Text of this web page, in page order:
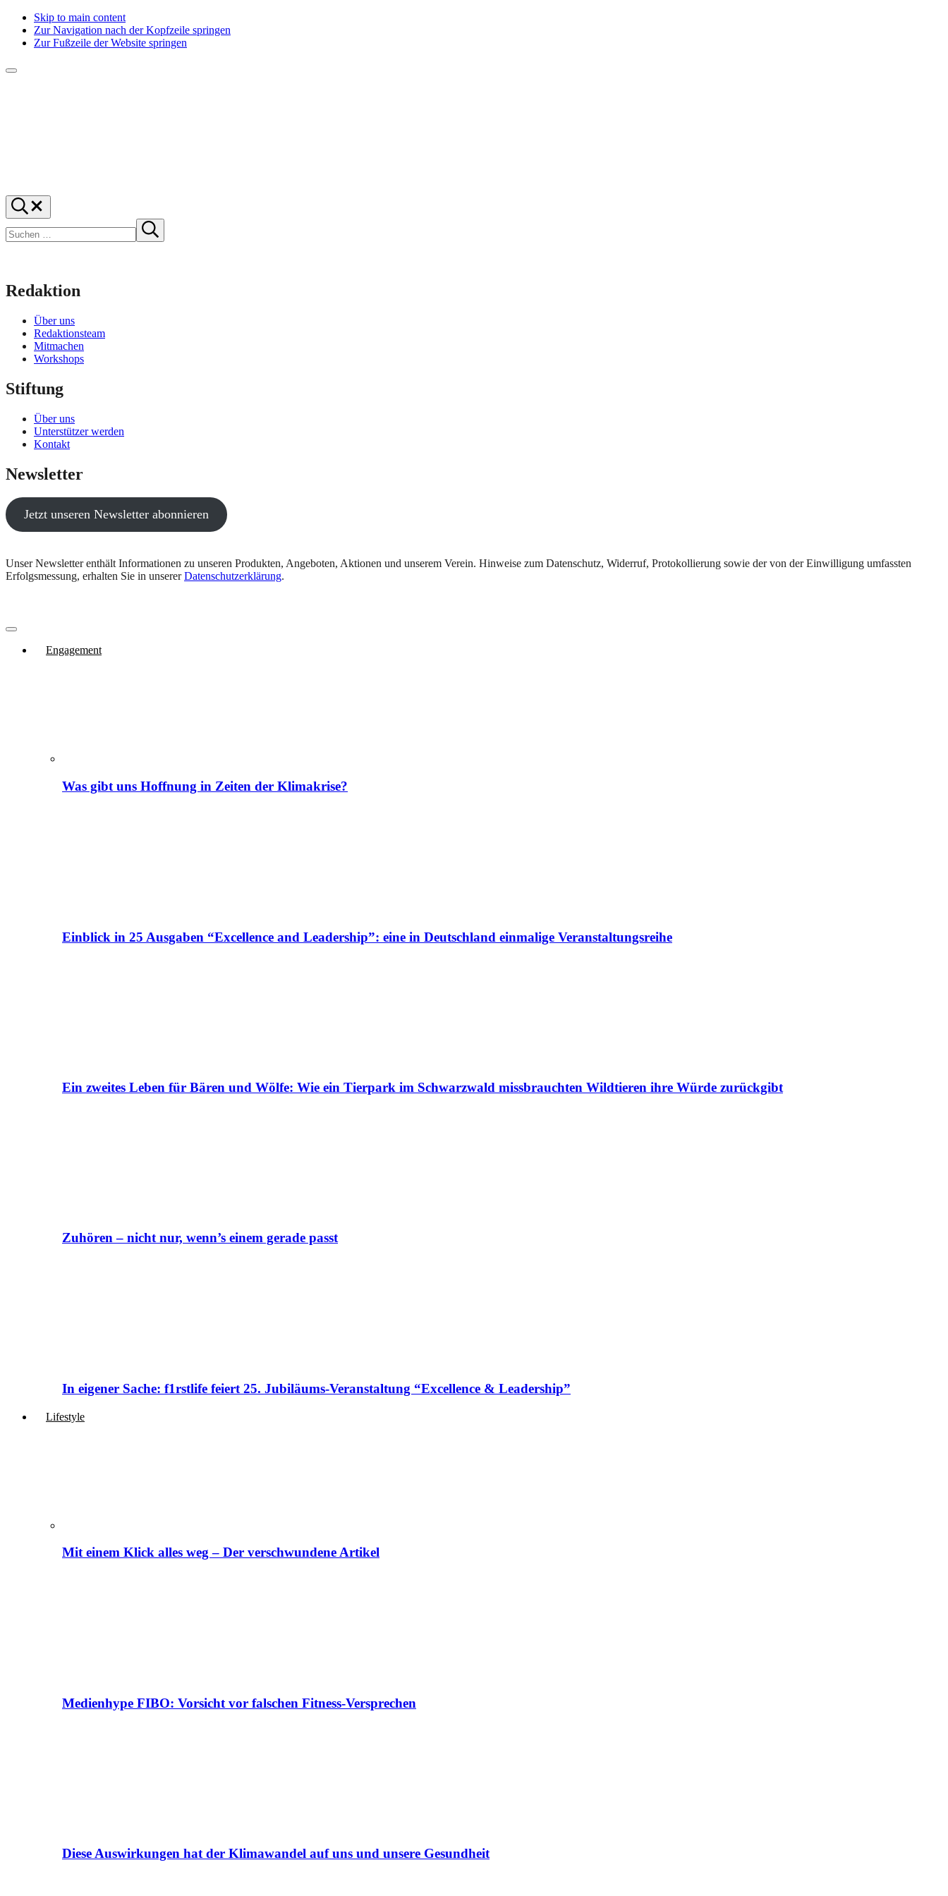
Skip to main content
Zur Navigation nach der Kopfzeile springen
Zur Fußzeile der Website springen
Menü
f1rstlife
Und
was
denkst
du?
Suchen
…
Suche
starten
Redaktion
Über uns
Redaktionsteam
Mitmachen
Workshops
Stiftung
Über uns
Unterstützer werden
Kontakt
Newsletter
Jetzt unseren Newsletter abonnieren
Unser Newsletter enthält Informationen zu unseren Produkten, Angeboten, Aktionen und unserem Verein. Hinweise zum Datenschutz, Widerruf, Protokollierung sowie der von der Einwilligung umfassten
Erfolgsmessung, erhalten Sie in unsererDatenschutzerklärung.
Engagement
Was gibt uns Hoffnung in Zeiten der Klimakrise?
Einblick in 25 Ausgaben “Excellence and Leadership”: eine in Deutschland einmalige Veranstaltungsreihe
Ein zweites Leben für Bären und Wölfe: Wie ein Tierpark im Schwarzwald missbrauchten Wildtieren ihre Würde zurückgibt
Zuhören – nicht nur, wenn’s einem gerade passt
In eigener Sache: f1rstlife feiert 25. Jubiläums-Veranstaltung “Excellence & Leadership”
Lifestyle
Mit einem Klick alles weg – Der verschwundene Artikel
Medienhype FIBO: Vorsicht vor falschen Fitness-Versprechen
Diese Auswirkungen hat der Klimawandel auf uns und unsere Gesundheit